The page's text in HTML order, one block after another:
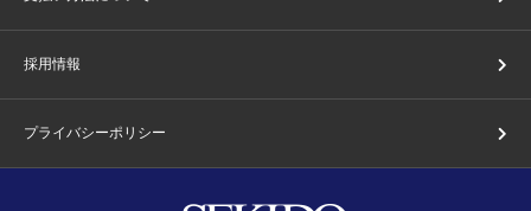
採用情報
プライバシーポリシー